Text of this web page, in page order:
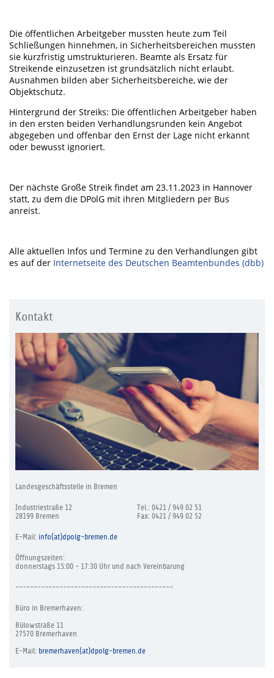
Die öffentlichen Arbeitgeber mussten heute zum Teil
Schließungen hinnehmen, in Sicherheitsbereichen mussten
sie kurzfristig umstrukturieren. Beamte als Ersatz für
Streikende einzusetzen ist grundsätzlich nicht erlaubt.
Ausnahmen bilden aber Sicherheitsbereiche, wie der
Objektschutz.
Hintergrund der Streiks: Die öffentlichen Arbeitgeber haben
in den ersten beiden Verhandlungsrunden kein Angebot
abgegeben und offenbar den Ernst der Lage nicht erkannt
oder bewusst ignoriert.
Der nächste Große Streik findet am 23.11.2023 in Hannover
statt, zu dem die DPolG mit ihren Mitgliedern per Bus
anreist.
Alle aktuellen Infos und Termine zu den Verhandlungen gibt
es auf der Internetseite des Deutschen Beamtenbundes (dbb)
Kontakt
Landesgeschäftsstelle in Bremen
Industriestraße 12
28199 Bremen
Tel.: 0421 / 949 02 51
Fax: 0421 / 949 02 52
E-Mail: info(at)dpolg-bremen.de
Öffnungszeiten:
donnerstags 15:00 - 17:30 Uhr und nach Vereinbarung
-------------------------------------------
Büro in Bremerhaven:
Bülowstraße 11
27570 Bremerhaven
E-Mail: bremerhaven(at)dpolg-bremen.de